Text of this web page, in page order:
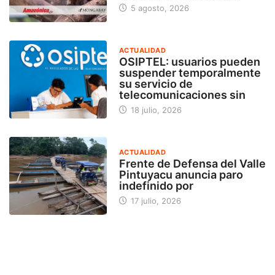
5 agosto, 2026
ACTUALIDAD
OSIPTEL: usuarios pueden
suspender temporalmente
su servicio de
telecomunicaciones sin
18 julio, 2026
ACTUALIDAD
Frente de Defensa del Valle
Pintuyacu anuncia paro
indefinido por
17 julio, 2026